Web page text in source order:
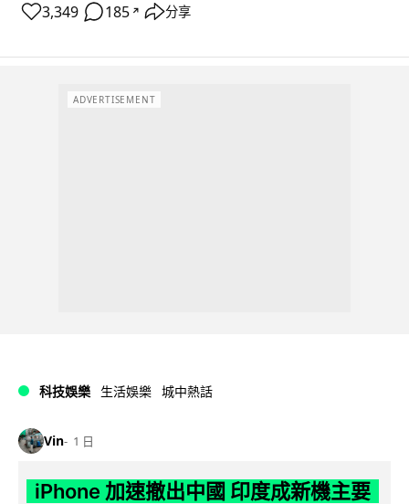
3,349 185 ↗ 分享
ADVERTISEMENT
科技娛樂 生活娛樂 城中熱話
Vin 1 日
iPhone 加速撤出中國 印度成新機主要